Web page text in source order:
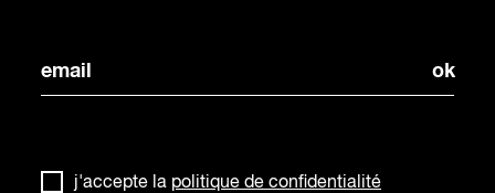
j'accepte la politique de confidentialité